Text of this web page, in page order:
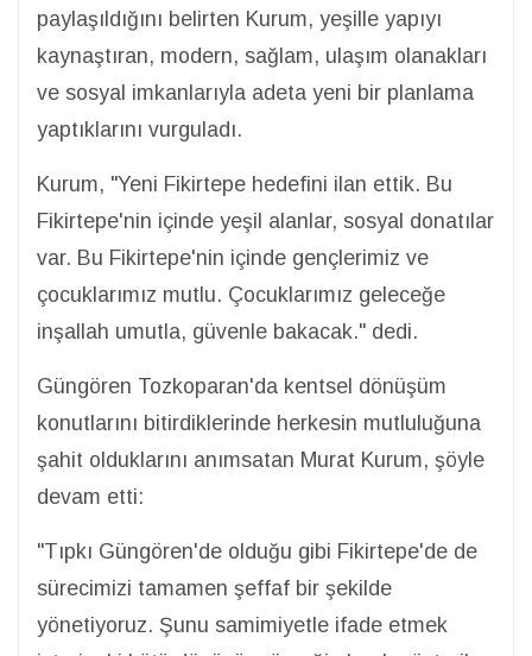
paylaşıldığını belirten Kurum, yeşille yapıyı
kaynaştıran, modern, sağlam, ulaşım olanakları
ve sosyal imkanlarıyla adeta yeni bir planlama
yaptıklarını vurguladı.
Kurum, "Yeni Fikirtepe hedefini ilan ettik. Bu
Fikirtepe'nin içinde yeşil alanlar, sosyal donatılar
var. Bu Fikirtepe'nin içinde gençlerimiz ve
çocuklarımız mutlu. Çocuklarımız geleceğe
inşallah umutla, güvenle bakacak." dedi.
Güngören Tozkoparan'da kentsel dönüşüm
konutlarını bitirdiklerinde herkesin mutluluğuna
şahit olduklarını anımsatan Murat Kurum, şöyle
devam etti:
"Tıpkı Güngören'de olduğu gibi Fikirtepe'de de
sürecimizi tamamen şeffaf bir şekilde
yönetiyoruz. Şunu samimiyetle ifade etmek